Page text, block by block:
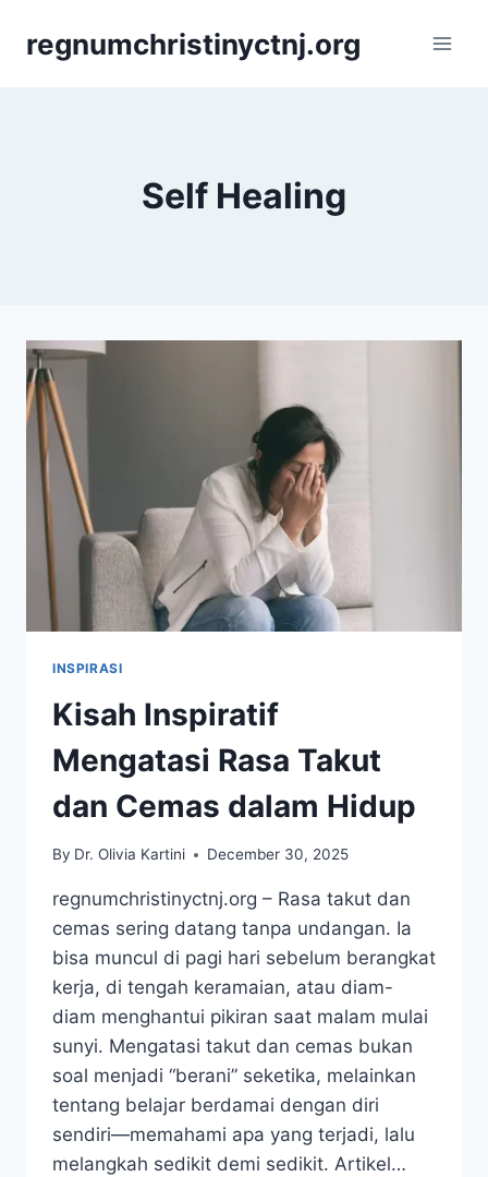
regnumchristinyctnj.org
Self Healing
INSPIRASI
Kisah Inspiratif
Mengatasi Rasa Takut
dan Cemas dalam Hidup
By Dr. Olivia Kartini December 30, 2025
regnumchristinyctnj.org – Rasa takut dan
cemas sering datang tanpa undangan. Ia
bisa muncul di pagi hari sebelum berangkat
kerja, di tengah keramaian, atau diam-
diam menghantui pikiran saat malam mulai
sunyi. Mengatasi takut dan cemas bukan
soal menjadi “berani” seketika, melainkan
tentang belajar berdamai dengan diri
sendiri—memahami apa yang terjadi, lalu
melangkah sedikit demi sedikit. Artikel…